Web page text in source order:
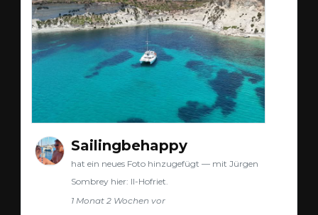
Sailingbehappy
hat ein neues Foto hinzugefügt — mit Jürgen
Sombrey hier: Il-Hofriet.
1 Monat 2 Wochen vor